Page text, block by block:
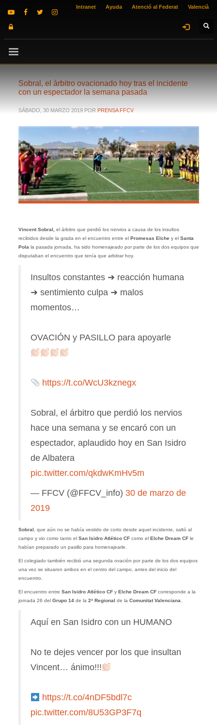
Intranet Ayuda Atenció al Federat Valencià
Sobral, el árbitro ovacionado hoy tras el incidente
con un espectador la semana pasada
SÁBADO, 30 MARZO 2019 POR PRENSA FFCV
Vincent Sobral, el árbitro que perdió los nervios a causa de los insultos
recibidos desde la grada en el encuentro entre el
Promesas Elchey el Santa
Polala pasada jornada, ha sido homenajeado por parte de los dos equipos que
disputaban el encuentro que tenía que arbitrar hoy.
Insultos constantes ➜ reacción humana
➜ sentimiento culpa ➜ malos
momentos…
OVACIÓN y PASILLO para apoyarle
https://t.co/WcU3kznegx
Sobral, el árbitro que perdió los nervios
hace una semana y se encaró con un
espectador, aplaudido hoy en San Isidro
de Albatera
pic.twitter.com/qkdwKmHv5m
— FFCV (@FFCV_info) 30 de marzo de
2019
Sobral , que aún no se había vestido de corto desde aquel incidente, saltó al
campo y vio como tanto el San Isidro Atlético CFcomo el Elche Dream CF le
habían preparado un pasillo para homenajearle.
El colegiado también recibió una segunda ovación por parte de los dos equipos
una vez se situaron ambos en el centro del campo, antes del inicio del
encuentro.
El encuentro entre San Isidro Atlético CFy Elche Dream CFcorresponde a la
jornada 26 del Grupo 14de la 2ª Regional de la Comunitat Valenciana.
Aquí en San Isidro con un HUMANO
No te dejes vencer por los que insultan
Vincent… ánimo!!!
https://t.co/4nDF5bdl7c
pic.twitter.com/8U53GP3F7q